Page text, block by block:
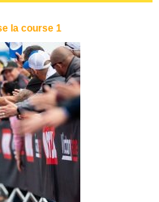
la course 1